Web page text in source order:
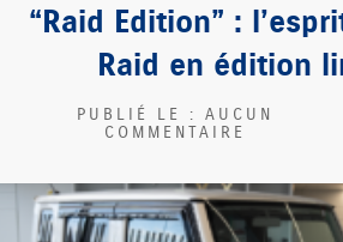
“Raid Edition” :
Raid en édition
AUCUN
COMMENTAIRE